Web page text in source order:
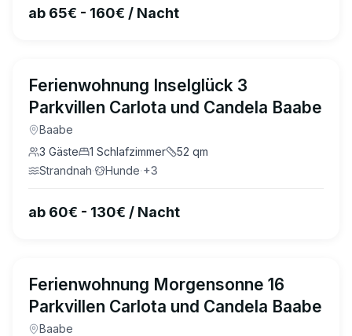
ab 65€ - 160€ / Nacht
Ferienwohnung Inselglück 3
Parkvillen Carlota und Candela Baabe
Baabe
3 Gäste 1 Schlafzimmer 52 qm
Strandnah· Hunde·+3
ab 60€ - 130€ / Nacht
Ferienwohnung Morgensonne 16
Parkvillen Carlota und Candela Baabe
Baabe